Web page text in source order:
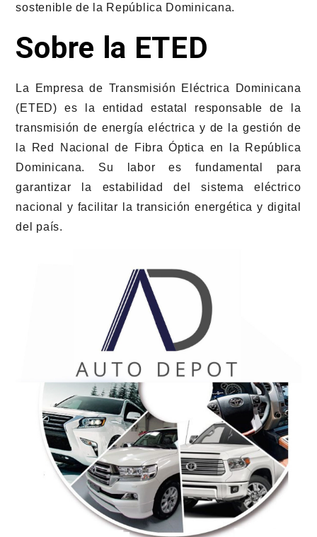
sostenible de la República Dominicana.
Sobre la ETED
La Empresa de Transmisión Eléctrica Dominicana
(ETED) es la entidad estatal responsable de la
transmisión de energía eléctrica y de la gestión de
la Red Nacional de Fibra Óptica en la República
Dominicana. Su labor es fundamental para
garantizar la estabilidad del sistema eléctrico
nacional y facilitar la transición energética y digital
del país.